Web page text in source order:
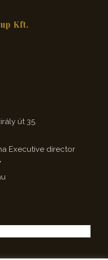
Kft.
út 35.
Executive director